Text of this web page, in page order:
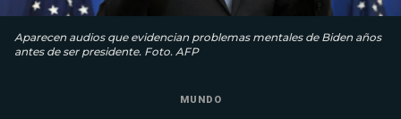
Aparecen audios que evidencian problemas mentales de Biden años
antes de ser presidente. Foto. AFP
MUNDO